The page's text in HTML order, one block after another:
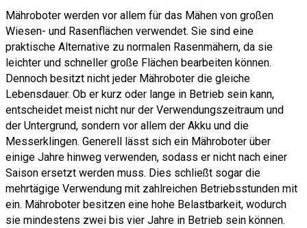
Mähroboter werden vor allem für das Mähen von großen
Wiesen- und Rasenflächen verwendet. Sie sind eine
praktische Alternative zu normalen Rasenmähern, da sie
leichter und schneller große Flächen bearbeiten können.
Dennoch besitzt nicht jeder Mähroboter die gleiche
Lebensdauer. Ob er kurz oder lange in Betrieb sein kann,
entscheidet meist nicht nur der Verwendungszeitraum und
der Untergrund, sondern vor allem der Akku und die
Messerklingen. Generell lässt sich ein Mähroboter über
einige Jahre hinweg verwenden, sodass er nicht nach einer
Saison ersetzt werden muss. Dies schließt sogar die
mehrtägige Verwendung mit zahlreichen Betriebsstunden mit
ein. Mähroboter besitzen eine hohe Belastbarkeit, wodurch
sie mindestens zwei bis vier Jahre in Betrieb sein können.